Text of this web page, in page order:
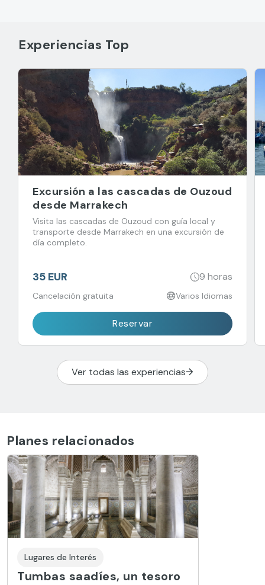
Experiencias Top
Excursión a las cascadas de Ouzoud
desde Marrakech
Visita las cascadas de Ouzoud con guía local y
transporte desde Marrakech en una excursión de
día completo.
35 EUR 9 horas
Cancelación gratuita Varios Idiomas
Reservar
Ver todas las experiencias
Planes relacionados
Lugares de Interés
Tumbas saadíes, un tesoro